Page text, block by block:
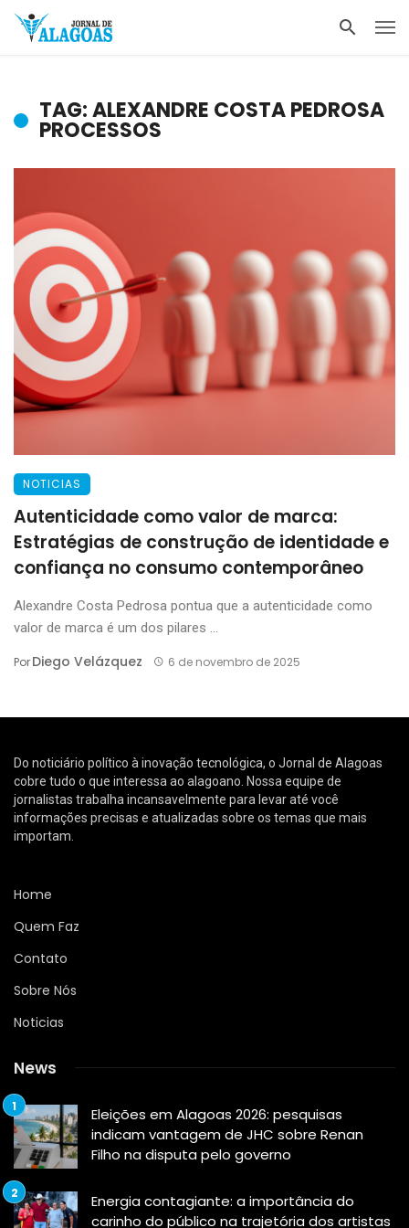
TAG: ALEXANDRE COSTA PEDROSA
PROCESSOS
NOTICIAS
Autenticidade como valor de marca:
Estratégias de construção de identidade e
confiança no consumo contemporâneo
Alexandre Costa Pedrosa pontua que a autenticidade como
valor de marca é um dos pilares ...
PorDiego Velázquez 6 de novembro de 2025
Do noticiário político à inovação tecnológica, o Jornal de Alagoas
cobre tudo o que interessa ao alagoano. Nossa equipe de
jornalistas trabalha incansavelmente para levar até você
informações precisas e atualizadas sobre os temas que mais
importam.
Home
Quem Faz
Contato
Sobre Nós
Noticias
News
Eleições em Alagoas 2026: pesquisas
indicam vantagem de JHC sobre Renan
Filho na disputa pelo governo
Energia contagiante: a importância do
carinho do público na trajetória dos artistas